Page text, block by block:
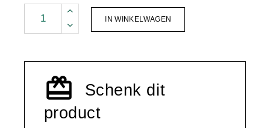
KH Cappuccino quantity
IN WINKELWAGEN
Schenk dit
product